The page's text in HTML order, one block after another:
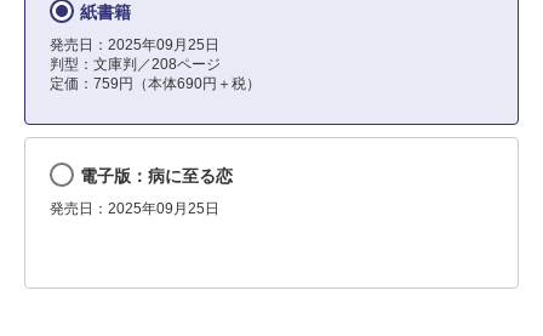
紙書籍
発売日：2025年09月25日
判型：文庫判／208ページ
定価：759円（本体690円＋税）
電子版：病に至る恋
発売日：2025年09月25日